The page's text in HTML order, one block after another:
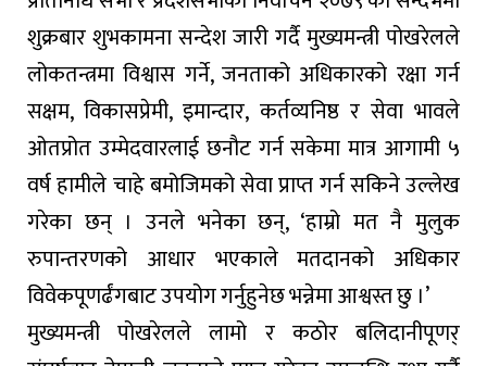
शुक्रबार शुभकामना सन्देश जारी गर्दै मुख्यमन्त्री पोखरेलले
लोकतन्त्रमा विश्वास गर्ने, जनताको अधिकारको रक्षा गर्न
सक्षम, विकासप्रेमी, इमान्दार, कर्तव्यनिष्ठ र सेवा भावले
ओतप्रोत उम्मेदवारलाई छनौट गर्न सकेमा मात्र आगामी ५
वर्ष हामीले चाहे बमोजिमको सेवा प्राप्त गर्न सकिने उल्लेख
गरेका छन् । उनले भनेका छन्, ‘हाम्रो मत नै मुलुक
रुपान्तरणको आधार भएकाले मतदानको अधिकार
विवेकपूणर्ढंगबाट उपयोग गर्नुहुनेछ भन्नेमा आश्वस्त छु ।’
मुख्यमन्त्री पोखरेलले लामो र कठोर बलिदानीपूणर्